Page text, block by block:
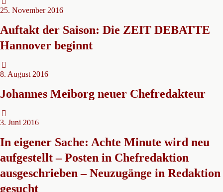
25. November 2016
Auftakt der Saison: Die ZEIT DEBATTE
Hannover beginnt
8. August 2016
Johannes Meiborg neuer Chefredakteur
3. Juni 2016
In eigener Sache: Achte Minute wird neu
aufgestellt – Posten in Chefredaktion
ausgeschrieben – Neuzugänge in Redaktion
gesucht